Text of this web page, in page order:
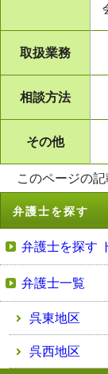
取扱業務
相談方法
その他
このページの
弁護士を探す
弁護士を探す
弁護士一覧
呉東地区
呉西地区